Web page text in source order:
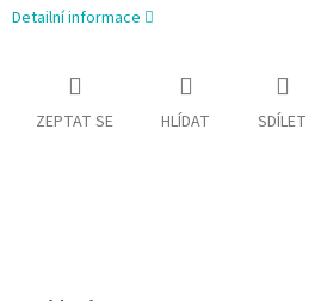
Detailní informace
ZEPTAT SE HLÍDAT SDÍLET